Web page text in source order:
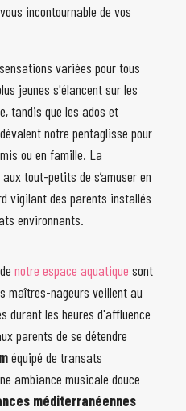
incontournable de vos
variées pour tous
jeunes s'élancent sur les
tandis que les ados et
notre pentaglisse pour
ou en famille. La
tout-petits de s’amuser en
vigilant des parents installés
environnants.
notre espace aquatique sont
maîtres-nageurs veillent au
durant les heures d'affluence
parents de se détendre
équipé de transats
ambiance musicale douce
méditerranéennes